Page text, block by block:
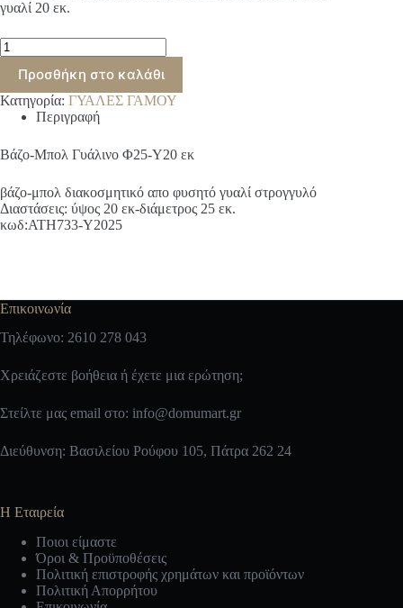
γυαλί 20 εκ.
Βάζο-
Μπολ
Γυάλινο
Φ25-
Υ20
Προσθήκη στο καλάθι
Κατηγορία: ΓΥΑΛΕΣ ΓΑΜΟΥ
Περιγραφή
Βάζο-Μπολ Γυάλινο Φ25-Υ20 εκ
βάζο-μπολ διακοσμητικό απο φυσητό γυαλί στρογγυλό
Διαστάσεις: ύψος 20 εκ-διάμετρος 25 εκ.
κωδ:ΑΤΗ733-Υ2025
Επικοινωνία
Τηλέφωνο: 2610 278 043
Χρειάζεστε βοήθεια ή έχετε μια ερώτηση;
Στείλτε μας email στο: info@domumart.gr
Διεύθυνση: Βασιλείου Ρούφου 105, Πάτρα 262 24
Η Εταιρεία
Ποιοι είμαστε
Όροι & Προϋποθέσεις
Πολιτική επιστροφής χρημάτων και προϊόντων
Πολιτική Απορρήτου